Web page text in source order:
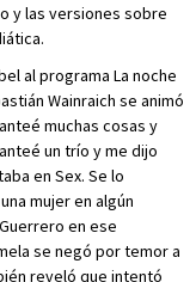
y las versiones sobre
al programa La noche
Wainraich se animó
muchas cosas y
un trío y me dijo
en Sex. Se lo
mujer en algún
en ese
se negó por temor a
reveló que intentó